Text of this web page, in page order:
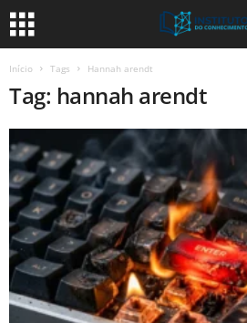
Início Tags Hannah arendt
Tag: hannah arendt